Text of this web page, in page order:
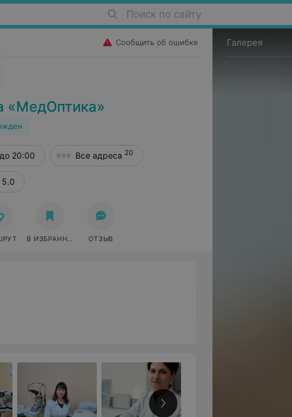
Поиск по сайту
Сообщить об ошибке
«МедОптика»
до 20:00 Все адреса 20
5.0
В ИЗБРАННОЕ ОТЗЫВ
Галерея